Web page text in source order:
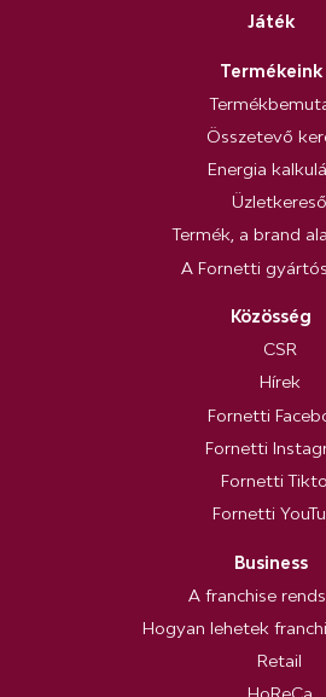
Játék
Termékeink
Összetevő
Energia
Üzletkereső
Termék, a brand
A Fornetti
Közösség
CSR
Hírek
Fornetti
Fornetti
Fornetti
Fornetti
Business
A franchise
Hogyan lehetek
Retail